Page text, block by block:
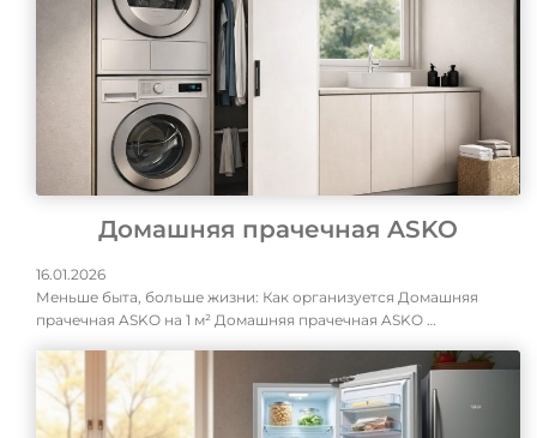
Домашняя прачечная ASKO
16.01.2026
Меньше быта, больше жизни: Как организуется Домашняя
прачечная ASKO на 1 м² Домашняя прачечная ASKO …